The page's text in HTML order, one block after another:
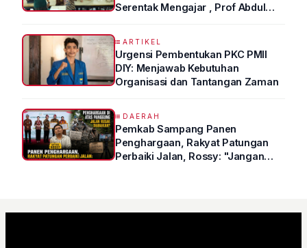
Serentak Mengajar , Prof Abdul
ARTIKEL
Urgensi Pembentukan PKC PMII
DIY: Menjawab Kebutuhan
Organisasi dan Tantangan Zaman
DAERAH
Pemkab Sampang Panen
Penghargaan, Rakyat Patungan
Perbaiki Jalan, Rossy: "Jangan